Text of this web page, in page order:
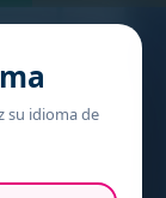
su idioma de